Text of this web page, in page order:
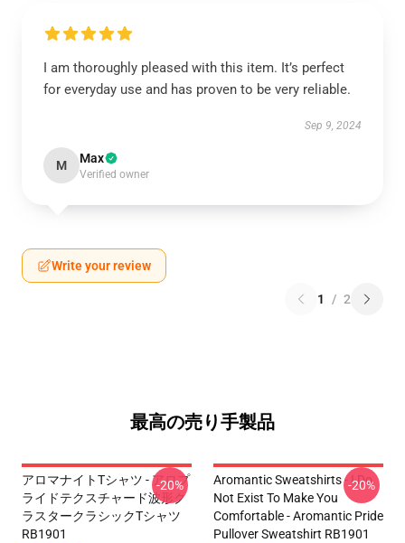
I am thoroughly pleased with this item. It’s perfect
for everyday use and has proven to be very reliable.
Sep 9, 2024
M Max
Verified owner
Write your review
1 / 2
最高の売り手製品
アロマナイトTシャツ - アロプ
ライドテクスチャード波形ク
ラスタークラシックTシャツ
RB1901
-20%
Aromantic Sweatshirts - I Do
Not Exist To Make You
Comfortable - Aromantic Pride
Pullover Sweatshirt RB1901
-20%